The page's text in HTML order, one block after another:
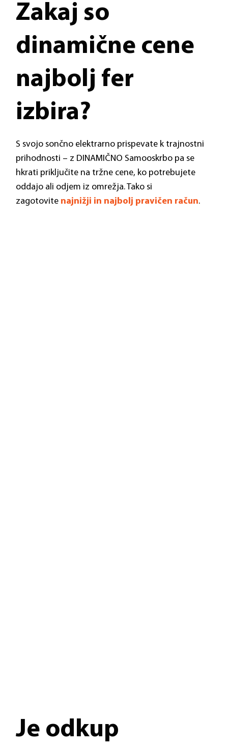
Zakaj so
dinamične cene
najbolj fer
izbira?
S svojo sončno elektrarno prispevate k trajnostni
prihodnosti – z DINAMIČNO Samooskrbo pa se
hkrati priključite na tržne cene, ko potrebujete
oddajo ali odjem iz omrežja. Tako si
zagotovite najnižji in najbolj pravičen račun.
Je odkup